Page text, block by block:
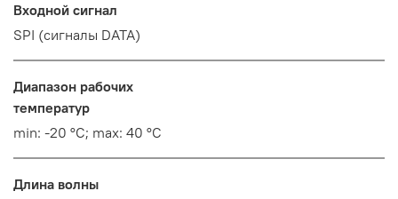
Входной сигнал
SPI (сигналы DATA)
Диапазон рабочих
температур
min: -20 °C; max: 40 °C
Длина волны